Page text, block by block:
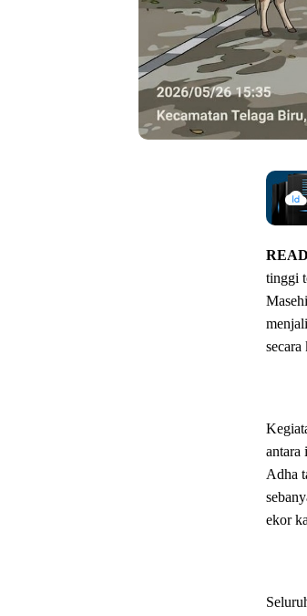
tinggi
secara
antara
Adha
ekor